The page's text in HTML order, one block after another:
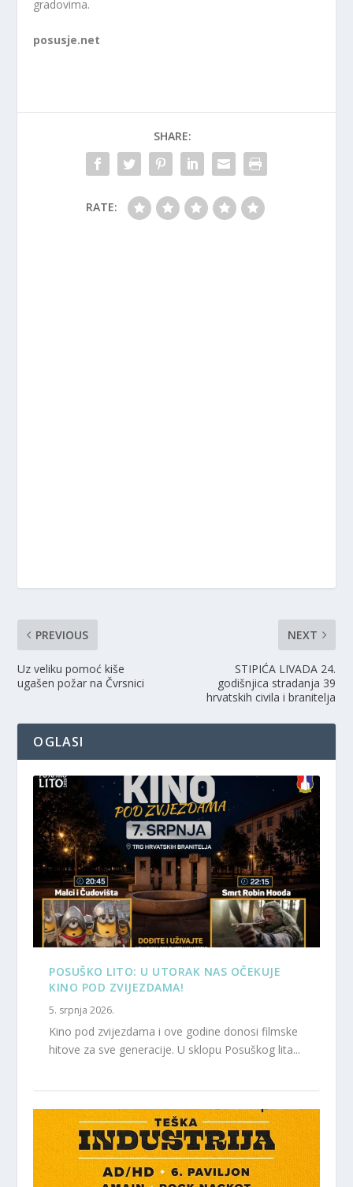
gradovima.
posusje.net
SHARE:
RATE:
PREVIOUS
Uz veliku pomoć kiše
ugašen požar na Čvrsnici
NEXT
STIPIĆA LIVADA 24.
godišnjica stradanja 39
hrvatskih civila i branitelja
OGLASI
POSUŠKO LITO: U UTORAK NAS OČEKUJE
KINO POD ZVIJEZDAMA!
5. srpnja 2026.
Kino pod zvijezdama i ove godine donosi filmske
hitove za sve generacije. U sklopu Posuškog lita...